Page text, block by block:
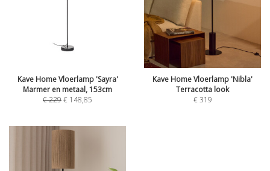
Kave Home Vloerlamp 'Sayra'
Marmer en metaal, 153cm
€229€ 148,85
Kave Home Vloerlamp 'Nibla'
Terracotta look
€319